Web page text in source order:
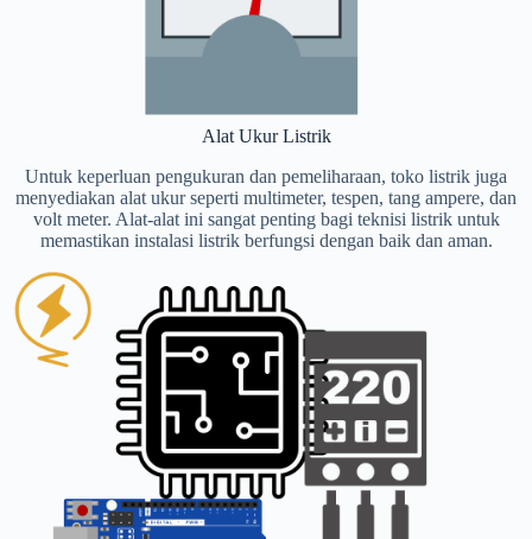
Alat Ukur Listrik
Untuk keperluan pengukuran dan pemeliharaan, toko listrik juga
menyediakan alat ukur seperti multimeter, tespen, tang ampere, dan
volt meter. Alat-alat ini sangat penting bagi teknisi listrik untuk
memastikan instalasi listrik berfungsi dengan baik dan aman.